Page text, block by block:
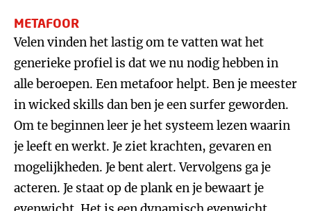
METAFOOR
Velen vinden het lastig om te vatten wat het
generieke profiel is dat we nu nodig hebben in
alle beroepen. Een metafoor helpt. Ben je meester
in wicked skills dan ben je een surfer geworden.
Om te beginnen leer je het systeem lezen waarin
je leeft en werkt. Je ziet krachten, gevaren en
mogelijkheden. Je bent alert. Vervolgens ga je
acteren. Je staat op de plank en je bewaart je